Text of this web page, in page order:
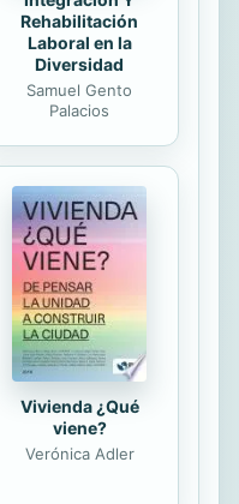
Rehabilitación
Laboral en la
Diversidad
Samuel Gento
Palacios
Vivienda ¿Qué
viene?
Verónica Adler